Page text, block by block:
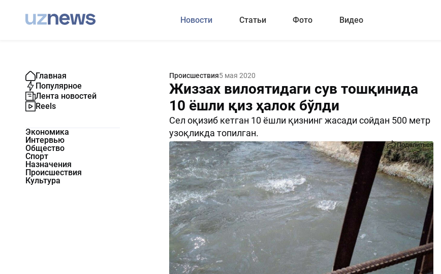
Новости Статьи Фото Видео
Главная
Популярное
Лента новостей
Reels
Экономика
Интервью
Общество
Спорт
Назначения
Происшествия
Культура
Происшествия5 мая 2020
Жиззах вилоятидаги сув тошқинида
10 ёшли қиз ҳалок бўлди
Сел оқизиб кетган 10 ёшли қизнинг жасади сойдан 500 метр
узоқликда топилган.
1734 0 Поделиться